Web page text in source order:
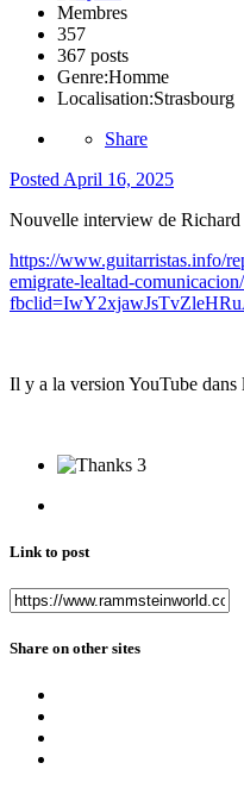
Membres
357
367 posts
Genre:Homme
Localisation:Strasbourg
Share
Posted April 16, 2025
Nouvelle interview de Richard
https://www.guitarristas.info/
emigrate-lealtad-
Il y a la version YouTube dans
3
Link to post
Share on other sites